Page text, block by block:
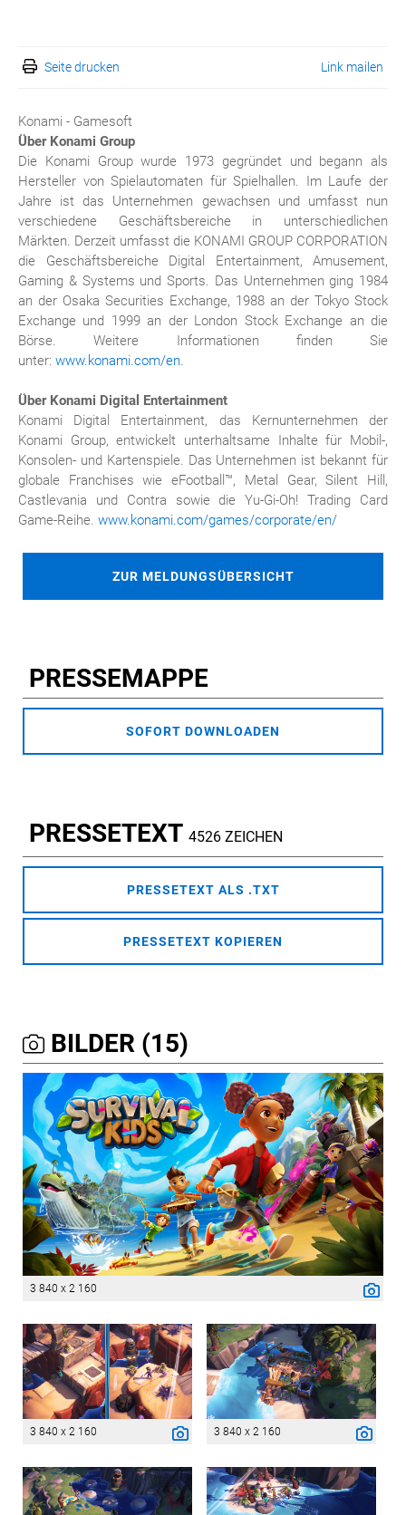
Seite drucken Link mailen
Konami - Gamesoft
Über Konami Group
Die Konami Group wurde 1973 gegründet und begann als
Hersteller von Spielautomaten für Spielhallen. Im Laufe der
Jahre ist das Unternehmen gewachsen und umfasst nun
verschiedene Geschäftsbereiche in unterschiedlichen
Märkten. Derzeit umfasst die KONAMI GROUP CORPORATION
die Geschäftsbereiche Digital Entertainment, Amusement,
Gaming & Systems und Sports. Das Unternehmen ging 1984
an der Osaka Securities Exchange, 1988 an der Tokyo Stock
Exchange und 1999 an der London Stock Exchange an die
Börse. Weitere Informationen finden Sie
unter: www.konami.com/en.
Über Konami Digital Entertainment
Konami Digital Entertainment, das Kernunternehmen der
Konami Group, entwickelt unterhaltsame Inhalte für Mobil-,
Konsolen- und Kartenspiele. Das Unternehmen ist bekannt für
globale Franchises wie eFootball™, Metal Gear, Silent Hill,
Castlevania und Contra sowie die Yu-Gi-Oh! Trading Card
Game-Reihe. www.konami.com/games/corporate/en/
ZUR MELDUNGSÜBERSICHT
PRESSEMAPPE
SOFORT DOWNLOADEN
PRESSETEXT 4526 ZEICHEN
PRESSETEXT ALS .TXT
PRESSETEXT KOPIEREN
BILDER (15)
3 840 x 2 160
3 840 x 2 160 3 840 x 2 160